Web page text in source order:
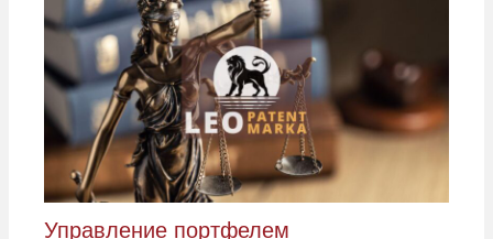
Управление портфелем